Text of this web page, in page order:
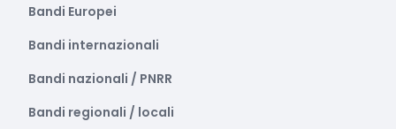
Bandi Europei
Bandi internazionali
Bandi nazionali / PNRR
Bandi regionali / locali